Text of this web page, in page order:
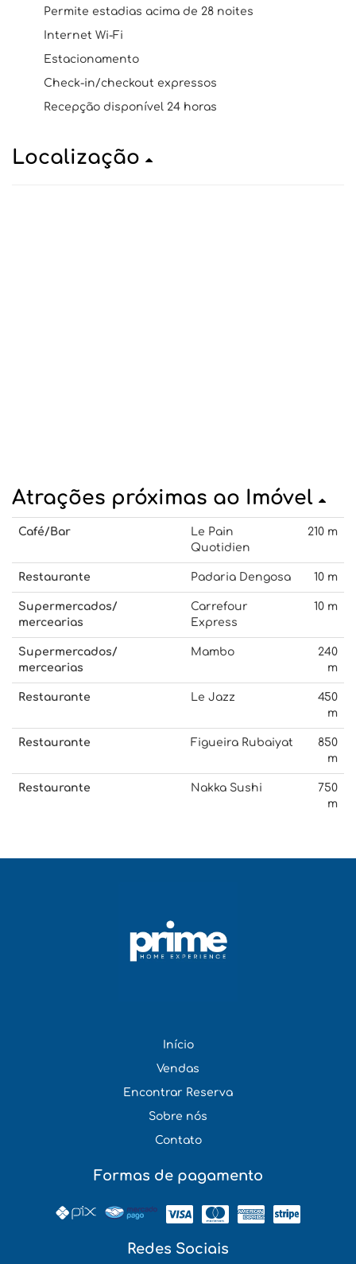
Permite estadias acima de 28 noites
Internet Wi-Fi
Estacionamento
Check-in/checkout expressos
Recepção disponível 24 horas
Localização
Atrações próximas ao Imóvel
Café/Bar
Le Pain
Quotidien
210 m
Restaurante Padaria Dengosa 10 m
Supermercados/
mercearias
Carrefour
Express
10 m
Supermercados/
mercearias
Mambo
240
m
Restaurante Le Jazz
450
m
Restaurante Figueira Rubaiyat
850
m
Restaurante Nakka Sushi
750
m
Início
Vendas
Encontrar Reserva
Sobre nós
Contato
Formas de pagamento
Redes Sociais